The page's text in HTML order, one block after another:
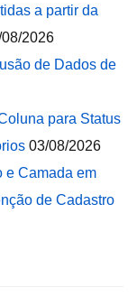
a partir da
2026
de Dados de
para Status
03/08/2026
e Camada em
de Cadastro